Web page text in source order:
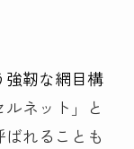
強靭な網目構
ネット」と
れることも